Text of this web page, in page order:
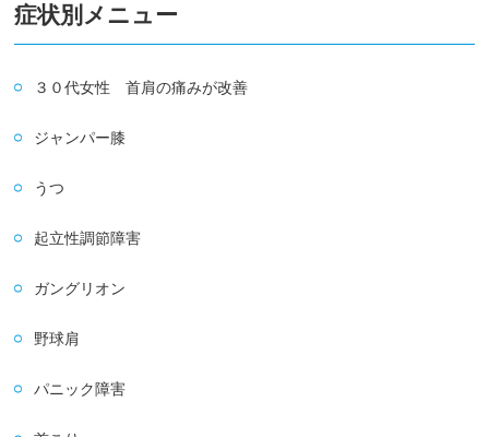
症状別メニュー
３０代女性 首肩の痛みが改善
ジャンパー膝
うつ
起立性調節障害
ガングリオン
野球肩
パニック障害